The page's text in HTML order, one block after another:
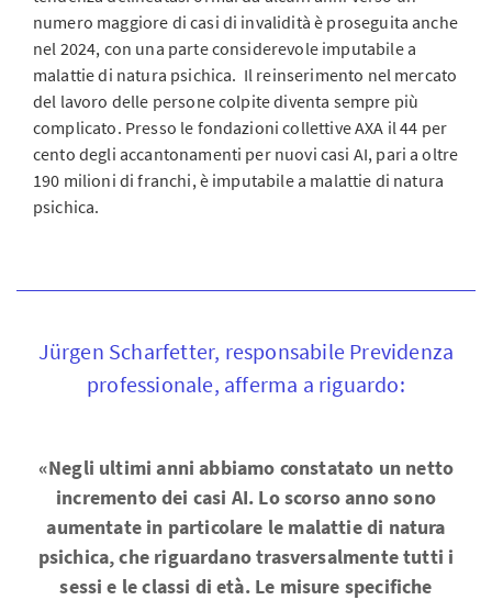
numero maggiore di casi di invalidità è proseguita anche
nel 2024, con una parte considerevole imputabile a
malattie di natura psichica. Il reinserimento nel mercato
del lavoro delle persone colpite diventa sempre più
complicato. Presso le fondazioni collettive AXA il 44 per
cento degli accantonamenti per nuovi casi AI, pari a oltre
190 milioni di franchi, è imputabile a malattie di natura
psichica.
Jürgen Scharfetter, responsabile Previdenza
professionale, afferma a riguardo:
«Negli ultimi anni abbiamo constatato un netto
incremento dei casi AI. Lo scorso anno sono
aumentate in particolare le malattie di natura
psichica, che riguardano trasversalmente tutti i
sessi e le classi di età. Le misure specifiche